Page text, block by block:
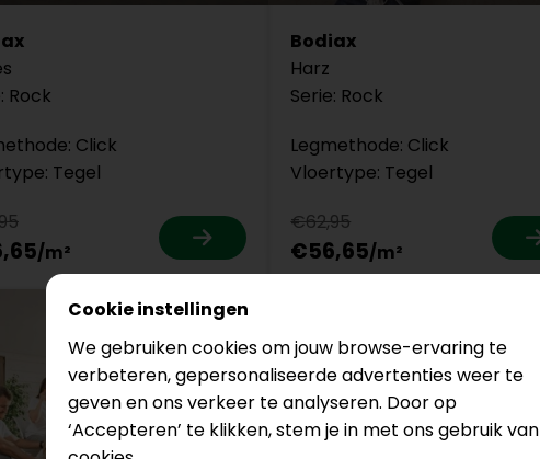
Rock
Click
Tegel
Bodiax
Harz
Serie: Rock
Legmethode: Click
Vloertype: Tegel
€62,95
€56,65
Cookie instellingen
We gebruiken cookies om jouw browse-ervaring te
verbeteren, gepersonaliseerde advertenties weer te
geven en ons verkeer te analyseren. Door op
‘Accepteren’ te klikken, stem je in met ons gebruik van